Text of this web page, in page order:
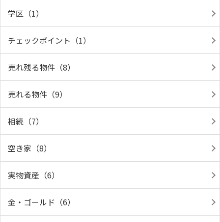
学区（1）
チェックポイント（1）
売れ残る物件（8）
売れる物件（9）
相続（7）
空き家（8）
実物資産（6）
金・ゴールド（6）